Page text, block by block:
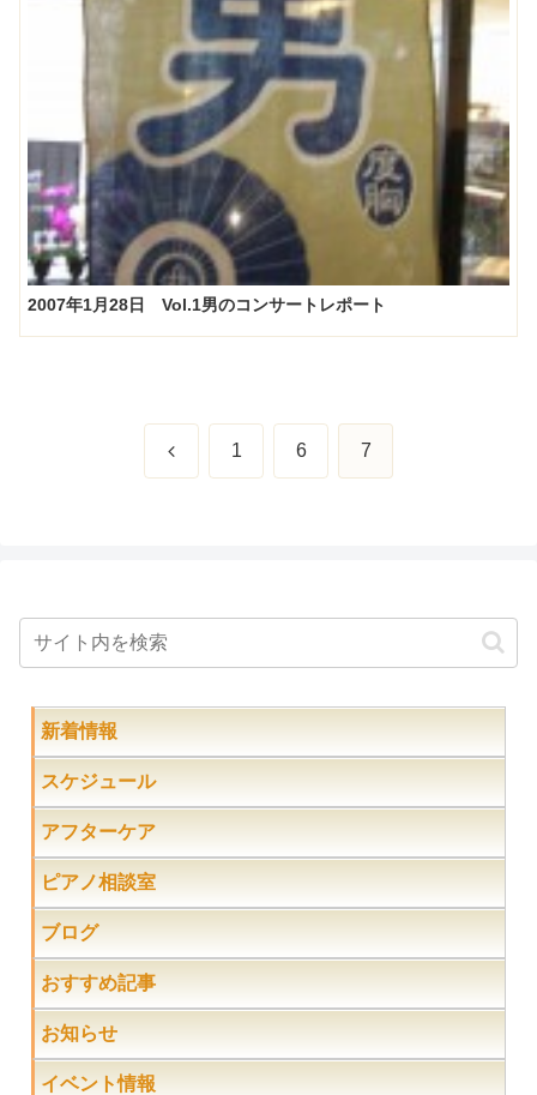
2007年1月28日 Vol.1男のコンサートレポート
前 1 6 7
新着情報
スケジュール
アフターケア
ピアノ相談室
ブログ
おすすめ記事
お知らせ
イベント情報